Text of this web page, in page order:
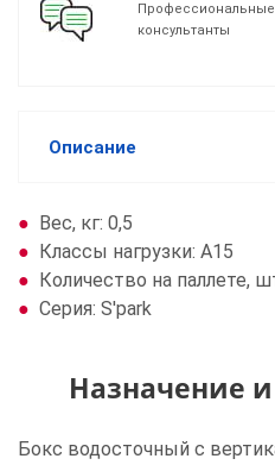
Профессиональные
консультанты
Описание
Вес, кг: 0,5
Класcы нагрузки: A15
Количество на паллете,
Серия: S'park
Назначение
Бокс водосточный с